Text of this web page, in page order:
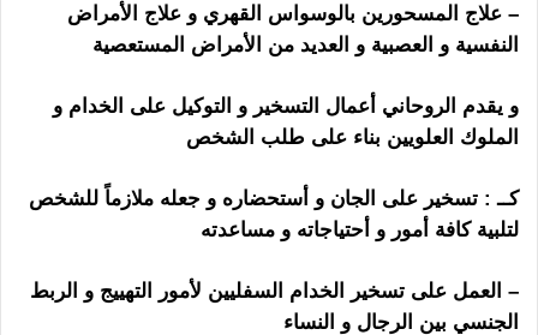
– علاج المسحورين بالوسواس القهري و علاج الأمراض
النفسية و العصبية و العديد من الأمراض المستعصية
و يقدم الروحاني أعمال التسخير و التوكيل على الخدام و
الملوك العلويين بناء على طلب الشخص
كــ : تسخير على الجان و أستحضاره و جعله ملازماً للشخص
لتلبية كافة أمور و أحتياجاته و مساعدته
– العمل على تسخير الخدام السفليين لأمور التهييج و الربط
الجنسي بين الرجال و النساء